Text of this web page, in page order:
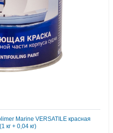
Marine VERSATILE красная
кг + 0,04 кг)